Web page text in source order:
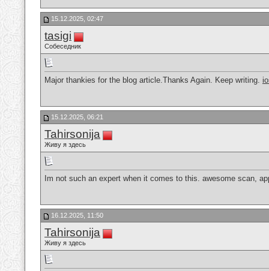
15.12.2025, 02:47
tasigi
Собеседник
Major thankies for the blog article.Thanks Again. Keep writing.
15.12.2025, 06:21
Tahirsonija
Живу я здесь
Im not such an expert when it comes to this. awesome scan,
16.12.2025, 11:50
Tahirsonija
Живу я здесь